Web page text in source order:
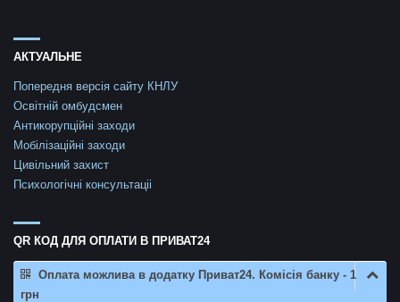
АКТУАЛЬНЕ
Попередня версія сайту КНЛУ
Освітній омбудсмен
Антикорупційні заходи
Мобілізаційні заходи
Цивільний захист
Психологічні консультаціі
QR КОД ДЛЯ ОПЛАТИ В ПРИВАТ24
Оплата можлива в додатку Приват24. Комісія банку - 1
грн